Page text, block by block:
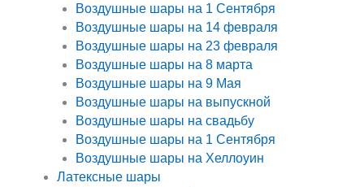
Воздушные шары на 1 Сентября
Воздушные шары на 14 февраля
Воздушные шары на 23 февраля
Воздушные шары на 8 марта
Воздушные шары на 9 Мая
Воздушные шары на выпускной
Воздушные шары на свадьбу
Воздушные шары на 1 Сентября
Воздушные шары на Хеллоуин
Латексные шары